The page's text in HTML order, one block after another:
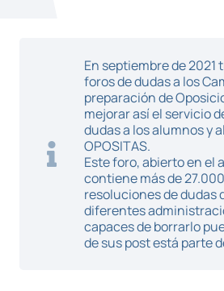
En septiembre de 2021
foros de dudas a los
preparación de
mejorar así el servicio
dudas a los alumnos y
OPOSITAS.
Este foro, abierto en el
contiene más de
resoluciones de dudas
diferentes
capaces de borrarlo
de sus post está parte